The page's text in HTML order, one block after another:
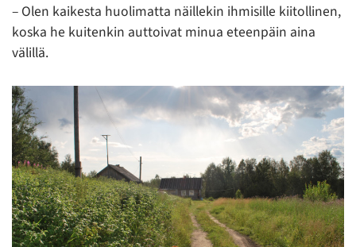
– Olen kaikesta huolimatta näillekin ihmisille kiitollinen,
koska he kuitenkin auttoivat minua eteenpäin aina
välillä.